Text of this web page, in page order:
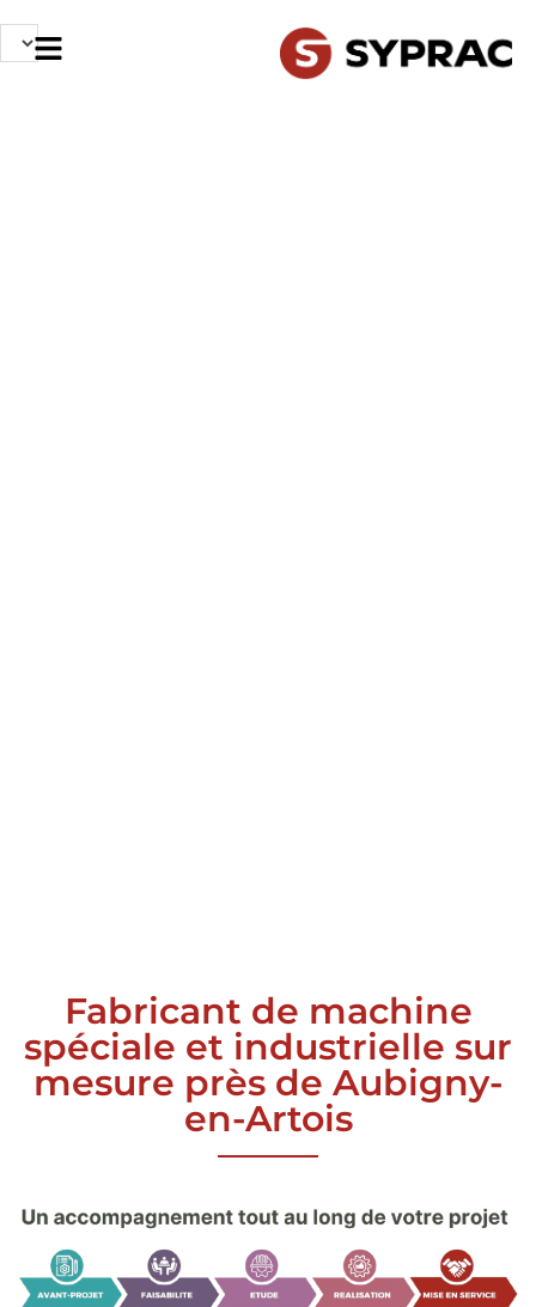
Fabricant de machine
spéciale et industrielle sur
mesure près de Aubigny-
en-Artois